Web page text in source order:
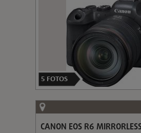
5 FOTOS
CANON EOS R6